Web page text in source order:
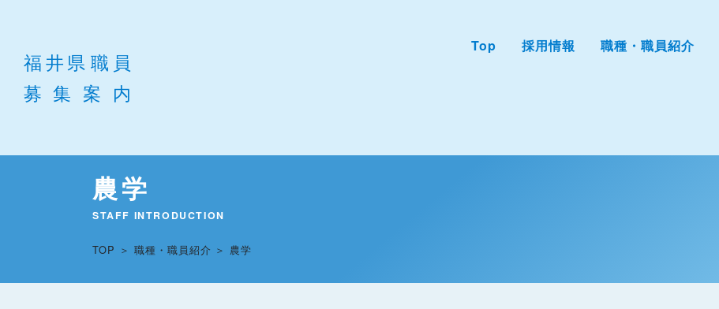
Top 採用情報 職種・職員紹介
農学
STAFF INTRODUCTION
TOP 職種・職員紹介 農学